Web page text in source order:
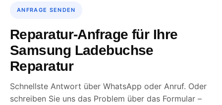
ANFRAGE SENDEN
Reparatur-Anfrage für Ihre
Samsung Ladebuchse
Reparatur
Schnellste Antwort über WhatsApp oder Anruf. Oder
schreiben Sie uns das Problem über das Formular –